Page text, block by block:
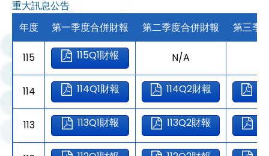
重大訊息公告
年度 第一季度合併財報 第二季度合併財報 第三季
115 115Q1財報 N/A
114 114Q1財報 114Q2財報
113 113Q1財報 113Q2財報